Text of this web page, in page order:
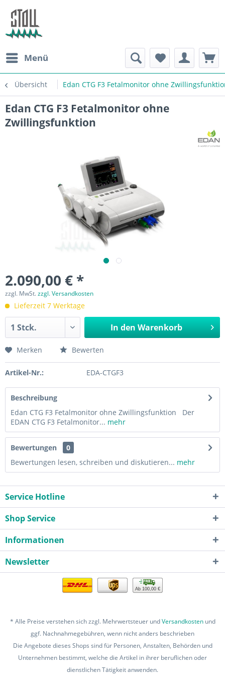
Menü
Übersicht Edan CTG F3 Fetalmonitor ohne
Edan CTG F3 Fetalmonitor ohne
Zwillingsfunktion
2.090,00 € *
zzgl. MwSt.zzgl. Versandkosten
Lieferzeit 7 Werktage
In den Warenkorb
Merken Bewerten
Artikel-Nr.: EDA-CTGF3
Beschreibung
Edan CTG F3 Fetalmonitor ohne Zwillingsfunktion Der
EDAN CTG F3 Fetalmonitor... mehr
Bewertungen
0
Bewertungen lesen, schreiben und diskutieren... mehr
Service Hotline
Shop Service
Informationen
Newsletter
Ab 100,00 €
* Alle Preise verstehen sich zzgl. Mehrwertsteuer undVersandkostenund
ggf. Nachnahmegebühren, wenn nicht anders beschrieben
Die Angebote dieses Shops sind für Personen, Anstalten, Behörden und
Unternehmen bestimmt, welche die Artikel in ihrer beruflichen oder
dienstlichen Tätigkeit anwenden.